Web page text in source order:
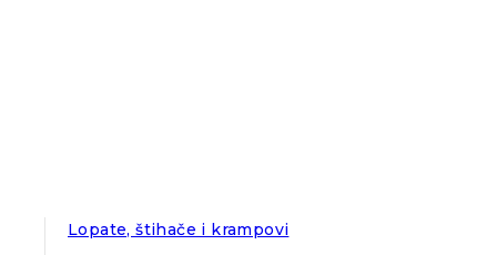
Lopate, štihače i krampovi